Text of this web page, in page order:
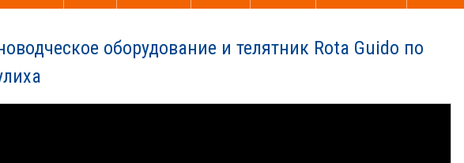
оборудование и телятник Rota Guido по